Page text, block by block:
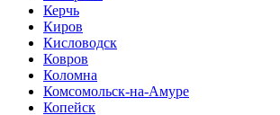
Керчь
Киров
Кисловодск
Ковров
Коломна
Комсомольск-на-Амуре
Копейск